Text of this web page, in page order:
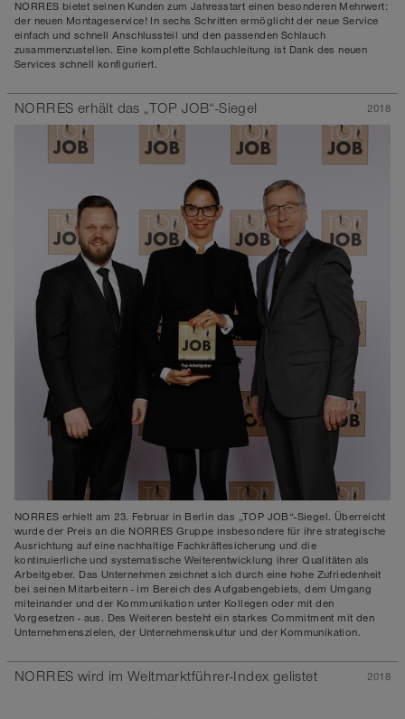
NORRES bietet seinen Kunden zum Jahresstart einen besonderen Mehrwert:
der neuen Montageservice! In sechs Schritten ermöglicht der neue Service
einfach und schnell Anschlussteil und den passenden Schlauch
zusammenzustellen. Eine komplette Schlauchleitung ist Dank des neuen
Services schnell konfiguriert.
NORRES erhält das „TOP JOB“-Siegel 2018
NORRES erhielt am 23. Februar in Berlin das „TOP JOB“-Siegel. Überreicht
wurde der Preis an die NORRES Gruppe insbesondere für ihre strategische
Ausrichtung auf eine nachhaltige Fachkräftesicherung und die
kontinuierliche und systematische Weiterentwicklung ihrer Qualitäten als
Arbeitgeber. Das Unternehmen zeichnet sich durch eine hohe Zufriedenheit
bei seinen Mitarbeitern - im Bereich des Aufgabengebiets, dem Umgang
miteinander und der Kommunikation unter Kollegen oder mit den
Vorgesetzen - aus. Des Weiteren besteht ein starkes Commitment mit den
Unternehmenszielen, der Unternehmenskultur und der Kommunikation.
NORRES wird im Weltmarktführer-Index gelistet 2018